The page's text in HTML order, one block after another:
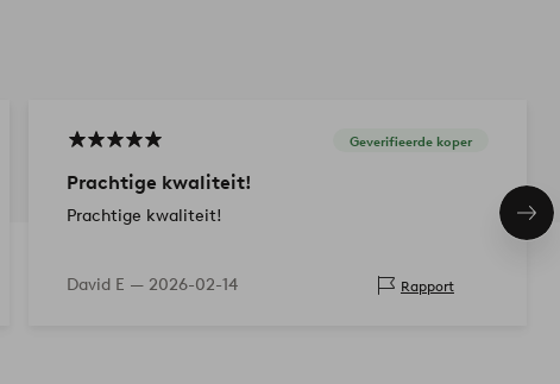
Geverifieerde koper
Prachtige kwaliteit!
Prachtige kwaliteit!
David E — 2026-02-14 Rapport